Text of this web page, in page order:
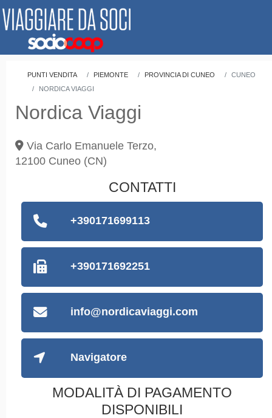
PUNTI VENDITA PIEMONTE PROVINCIA DI CUNEO
CUNEO
NORDICA VIAGGI
Nordica Viaggi
Via Carlo Emanuele Terzo,
12100 Cuneo (CN)
CONTATTI
+390171699113
+390171692251
info@nordicaviaggi.com
Navigatore
MODALITÀ DI PAGAMENTO
DISPONIBILI